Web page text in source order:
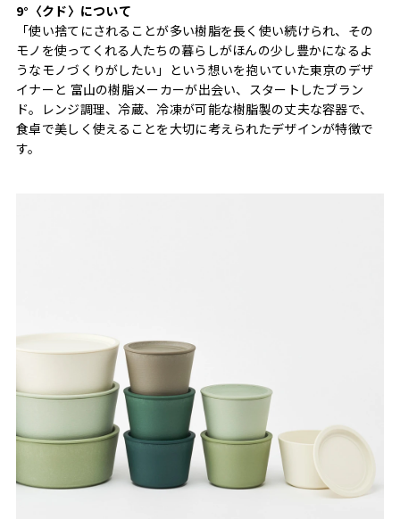
9°〈クド〉について
「使い捨てにされることが多い樹脂を長く使い続けられ、その
モノを使ってくれる人たちの暮らしがほんの少し豊かになるよ
うなモノづくりがしたい」という想いを抱いていた東京のデザ
イナーと 富山の樹脂メーカーが出会い、スタートしたブラン
ド。レンジ調理、冷蔵、冷凍が可能な樹脂製の丈夫な容器で、
食卓で美しく使えることを大切に考えられたデザインが特徴で
す。